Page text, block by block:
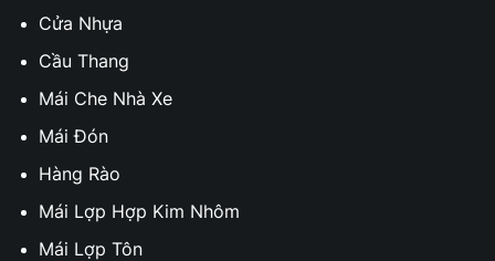
Cửa Nhựa
Cầu Thang
Mái Che Nhà Xe
Mái Đón
Hàng Rào
Mái Lợp Hợp Kim Nhôm
Mái Lợp Tôn